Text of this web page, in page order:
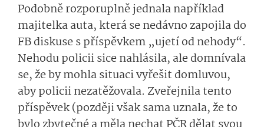
Podobně rozporuplně jednala například
majitelkaauta, která se nedávno zapojila do
FB diskuse s příspěvkem „ujetí od nehody“.
Nehodu policii sicenahlásila, aledomnívala
se, že by mohla situaci vyřešit domluvou,
aby policii nezatěžovala. Zveřejnila tento
příspěvek (později však sama uznala, že to